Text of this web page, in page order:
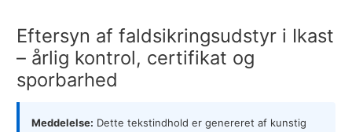
Eftersyn af faldsikringsudstyr i Ikast
– årlig kontrol, certifikat og
sporbarhed
Meddelelse: Dette tekstindhold er genereret af kunstig